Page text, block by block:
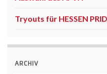
Tryouts für HESSEN
ARCHIV